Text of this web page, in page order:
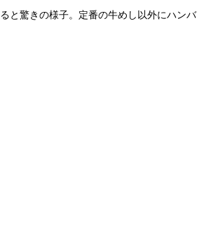
と驚きの様子。定番の牛めし以外にハンバ